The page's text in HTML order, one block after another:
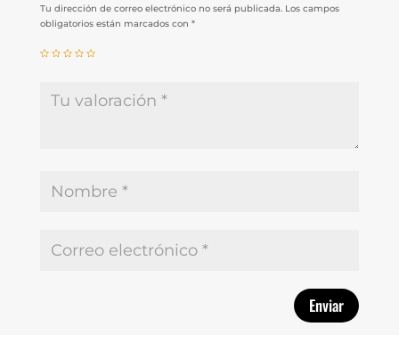
Tu dirección de correo electrónico no será publicada. Los campos
obligatorios están marcados con *